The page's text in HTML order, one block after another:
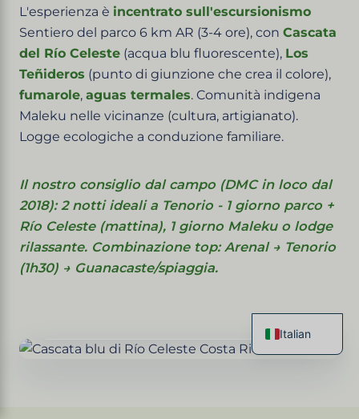
L'esperienza è incentrato sull'escursionismo
Sentiero del parco 6 km AR (3-4 ore), con Cascata
del Río Celeste (acqua blu fluorescente), Los
Teñideros (punto di giunzione che crea il colore),
fumarole, aguas termales. Comunità indigena
Maleku nelle vicinanze (cultura, artigianato).
Logge ecologiche a conduzione familiare.
Il nostro consiglio dal campo (DMC in loco dal
2018): 2 notti ideali a Tenorio - 1 giorno parco +
Río Celeste (mattina), 1 giorno Maleku o lodge
rilassante. Combinazione top: Arenal → Tenorio
(1h30) → Guanacaste/spiaggia.
Italian
French